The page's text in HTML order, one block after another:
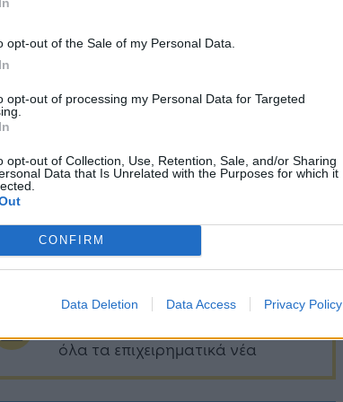
opt-out of the Sale of my Personal Data.
opt-out of processing my Personal Data for Targeted
opt-out of Collection, Use, Retention, Sale, and/or Sharing
Data that Is Unrelated with the Purposes for which it
CONFIRM
Data Deletion Data Access Privacy Policy
του
που εγκρίθηκε τον Φεβρουάριο του
καθώς και των αιτημάτων κρατών μελών,
αποτελέσματα της δημόσιας διαβούλευσης
θα υποβάλει πρόταση στο Ευρωπαϊκό
και το Συμβούλιο με σκοπό την αλλαγή
καθεστώτος για την αλλαγή της ώρας.
Ακολουθήστε το στο
όλα τα επιχειρηματικά νέα